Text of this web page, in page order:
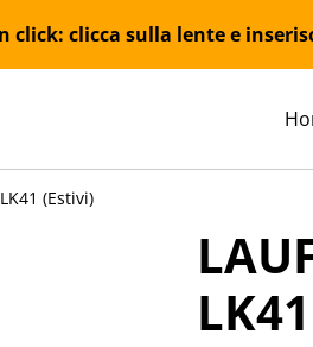
clicca sulla lente e
(Estivi)